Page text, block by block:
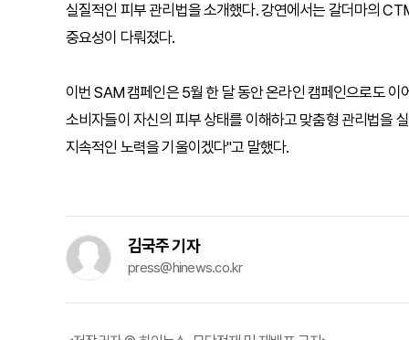
실질적인 피부 관리법을 소개했다. 강연에서는 갈더마의
중요성이 다뤄졌다.
이번 SAM 캠페인은 5월 한 달 동안 온라인 캠페인으로도
소비자들이 자신의 피부 상태를 이해하고 맞춤형 관리법을
지속적인 노력을 기울이겠다"고 말했다.
김국주 기자
press@hinews.co.kr